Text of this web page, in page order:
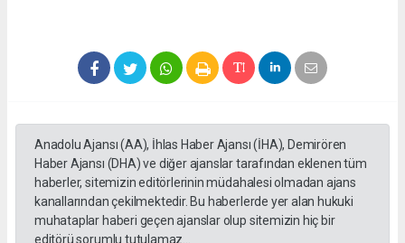
Anadolu Ajansı (AA), İhlas Haber Ajansı (İHA), Demirören
Haber Ajansı (DHA) ve diğer ajanslar tarafından eklenen tüm
haberler, sitemizin editörlerinin müdahalesi olmadan ajans
kanallarından çekilmektedir. Bu haberlerde yer alan hukuki
muhataplar haberi geçen ajanslar olup sitemizin hiç bir
editörü sorumlu tutulamaz...